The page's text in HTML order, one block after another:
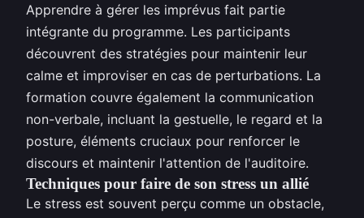
Apprendre à gérer les imprévus fait partie
intégrante du programme. Les participants
découvrent des stratégies pour maintenir leur
calme et improviser en cas de perturbations. La
formation couvre également la communication
non-verbale, incluant la gestuelle, le regard et la
posture, éléments cruciaux pour renforcer le
discours et maintenir l'attention de l'auditoire.
Techniques pour faire de son stress un allié
Le stress est souvent perçu comme un obstacle,